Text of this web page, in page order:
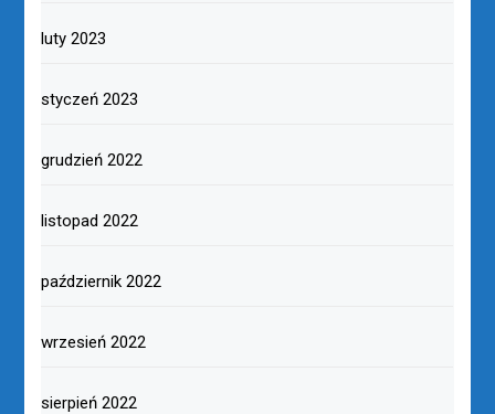
luty 2023
styczeń 2023
grudzień 2022
listopad 2022
październik 2022
wrzesień 2022
sierpień 2022